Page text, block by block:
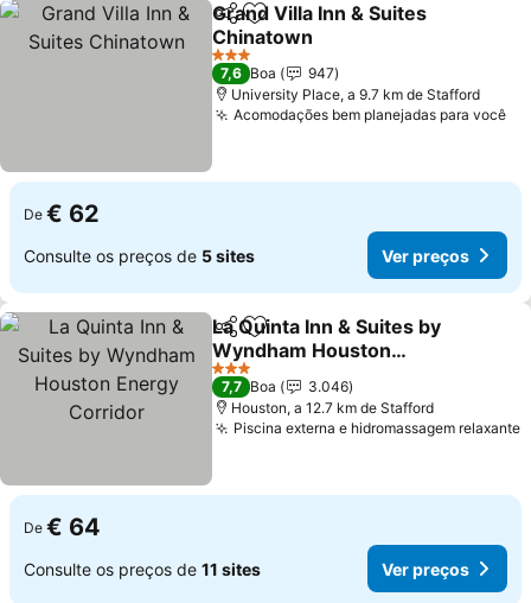
PartilharAdicionar aos favoritos
Grand Villa Inn & Suites
Chinatown
Ver preços
3 Estrelas
7,6 Boa
947
University Place, a 9.7 km de Stafford
Acomodações bem planejadas para você
De € 62
Consulte os preços de 5 sites Ver preços
PartilharAdicionar aos favoritos
La Quinta Inn & Suites by
Wyndham Houston
Energy Corridor
Ver preços
3 Estrelas
7,7 Boa
3.046
Houston, a 12.7 km de Stafford
Piscina externa e hidromassagem relaxante
De € 64
Consulte os preços de 11 sites Ver preços